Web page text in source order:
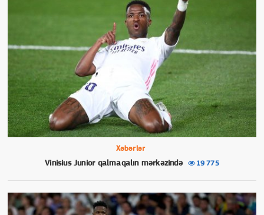
Xəbərlər
Vinisius Junior qalmaqalın mərkəzində 19 775